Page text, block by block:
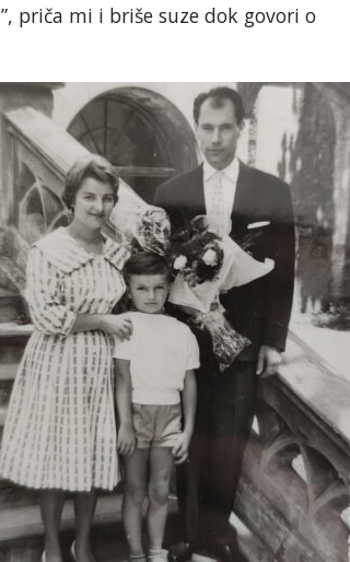
priča mi i briše suze dok govori o